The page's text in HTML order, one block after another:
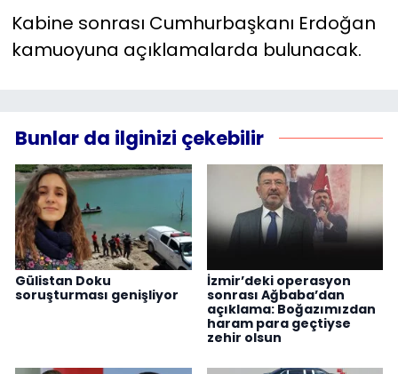
Kabine sonrası Cumhurbaşkanı Erdoğan
kamuoyuna açıklamalarda bulunacak.
Bunlar da ilginizi çekebilir
Gülistan Doku
soruşturması genişliyor
İzmir’deki operasyon
sonrası Ağbaba’dan
açıklama: Boğazımızdan
haram para geçtiyse
zehir olsun